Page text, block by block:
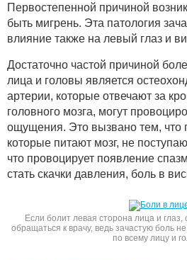
Первостепенной причиной
быть мигрень. Эта патология
влияние также на левый глаз и
Достаточно частой причиной
лица и головы является
артерии, которые отвечают за
головного мозга, могут
ощущения. Это вызвано тем, что
которые питают мозг, не
что провоцирует появление
стать скачки давления, боль в
Если болит левая сторона лица и
обращаться к врачу, ведь зачастую боль
по всему лицу и